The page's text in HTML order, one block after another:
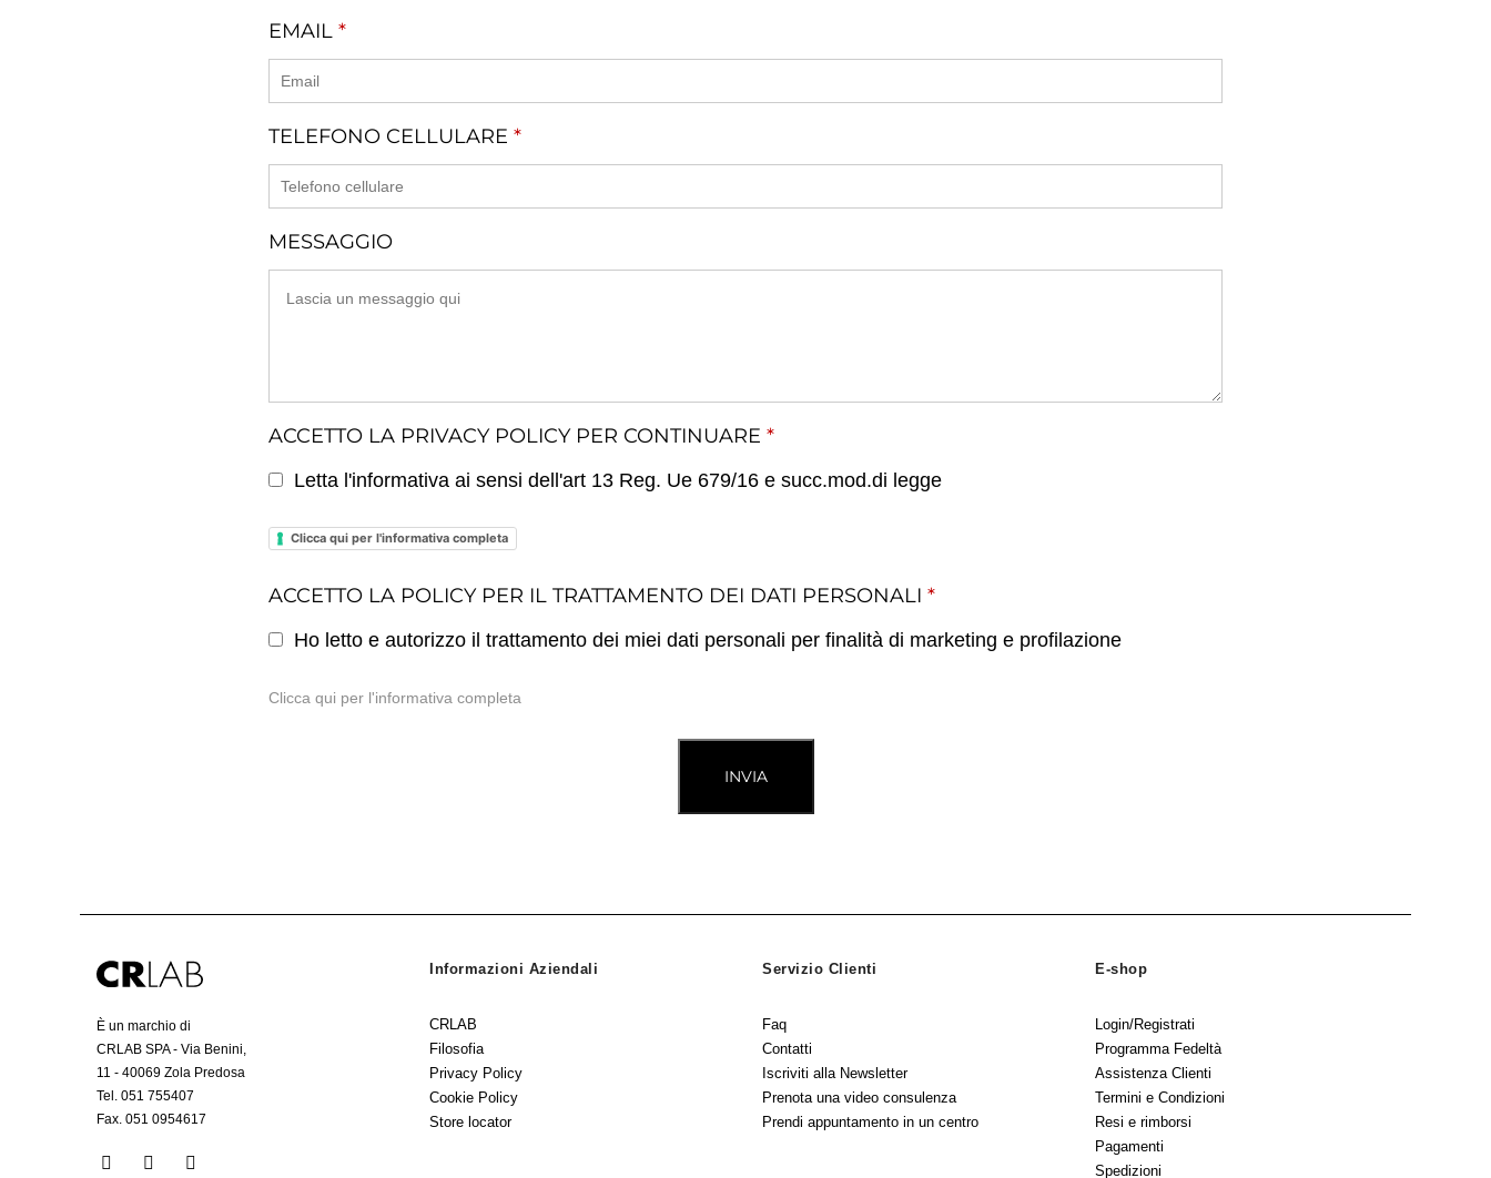
EMAIL *
TELEFONO CELLULARE *
MESSAGGIO
ACCETTO LA PRIVACY POLICY PER CONTINUARE *
Letta l'informativa ai sensi dell'art 13 Reg. Ue 679/16 e succ.mod.di legge
Clicca qui per l'informativa completa
ACCETTO LA POLICY PER IL TRATTAMENTO DEI DATI PERSONALI *
Ho letto e autorizzo il trattamento dei miei dati personali per finalità di marketing e profilazione
Clicca qui per l'informativa completa
INVIA
È un marchio di
CRLAB SPA - Via Benini,
11 - 40069 Zola Predosa
Tel. 051 755407
Fax. 051 0954617
Informazioni Aziendali
CRLAB
Filosofia
Privacy Policy
Cookie Policy
Store locator
Servizio Clienti
Faq
Contatti
Iscriviti alla Newsletter
Prenota una video consulenza
Prendi appuntamento in un centro
E-shop
Login/Registrati
Programma Fedeltà
Assistenza Clienti
Termini e Condizioni
Resi e rimborsi
Pagamenti
Spedizioni